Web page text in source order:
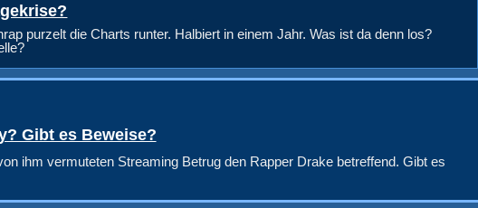
purzelt die Charts runter. Halbiert in einem Jahr. Was ist da denn los?
Gibt es Beweise?
ihm vermuteten Streaming Betrug den Rapper Drake betreffend. Gibt es